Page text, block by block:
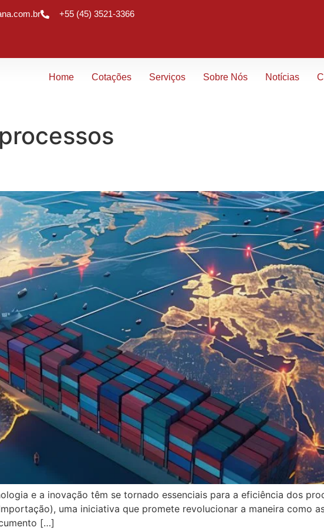
+55 (45) 3521-3366
Home Cotações Serviços Sobre Nós Notícias
e a inovação têm se tornado essenciais para a eficiência dos
uma iniciativa que promete revolucionar a maneira como
[…]